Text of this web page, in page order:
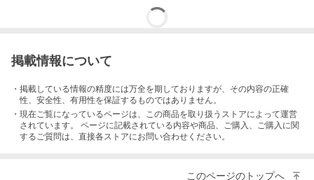
掲載情報について
・掲載している情報の精度には万全を期しておりますが、その内容の正確
性、安全性、有用性を保証するものではありません。
・現在ご覧になっているページは、この商品を取り扱うストアによって運営
されています。 ページに記載されている内容や商品、ご購入 、ご購入に関
するご質問は、直接各ストアにお問い合わせください。
このページのトップへ